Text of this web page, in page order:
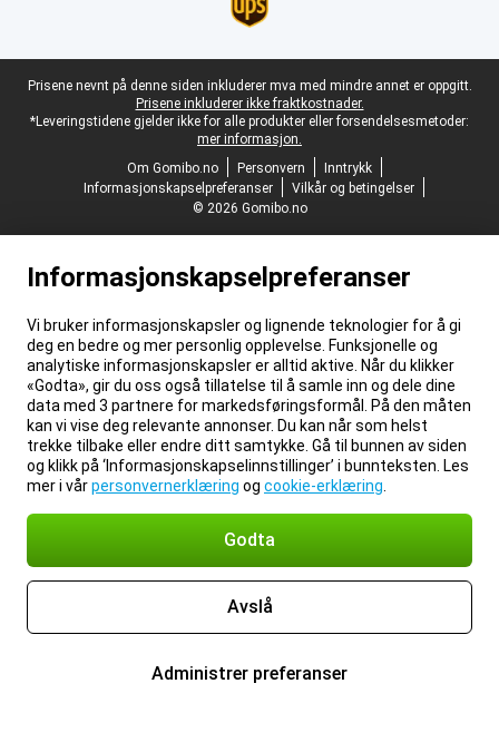
Juridisk bunntekst
Prisene nevnt på denne siden inkluderer mva med mindre annet er oppgitt.
Prisene inkluderer ikke fraktkostnader.
*Leveringstidene gjelder ikke for alle produkter eller forsendelsesmetoder:
mer informasjon.
Om Gomibo.no
Personvern
Inntrykk
Informasjonskapselpreferanser
Vilkår og betingelser
© 2026 Gomibo.no
Informasjonskapselpreferanser
Vi bruker informasjonskapsler og lignende teknologier for å gi
deg en bedre og mer personlig opplevelse. Funksjonelle og
analytiske informasjonskapsler er alltid aktive. Når du klikker
«Godta», gir du oss også tillatelse til å samle inn og dele dine
data med 3 partnere for markedsføringsformål. På den måten
kan vi vise deg relevante annonser. Du kan når som helst
trekke tilbake eller endre ditt samtykke. Gå til bunnen av siden
og klikk på ‘Informasjonskapselinnstillinger’ i bunnteksten. Les
mer i vårpersonvernerklæring og cookie-erklæring
Godta
Avslå
Administrer preferanser